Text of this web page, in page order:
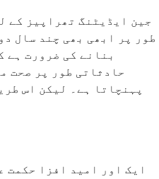
جین ایڈیٹنگ تھراپیز کے
طور پر ابھی بھی چند سال
بنانے کی ضرورت ہے
حادثاتی طور پر صحت
پہنچاتا ہے۔ لیکن اس
ایک اور امید افزا حکمت